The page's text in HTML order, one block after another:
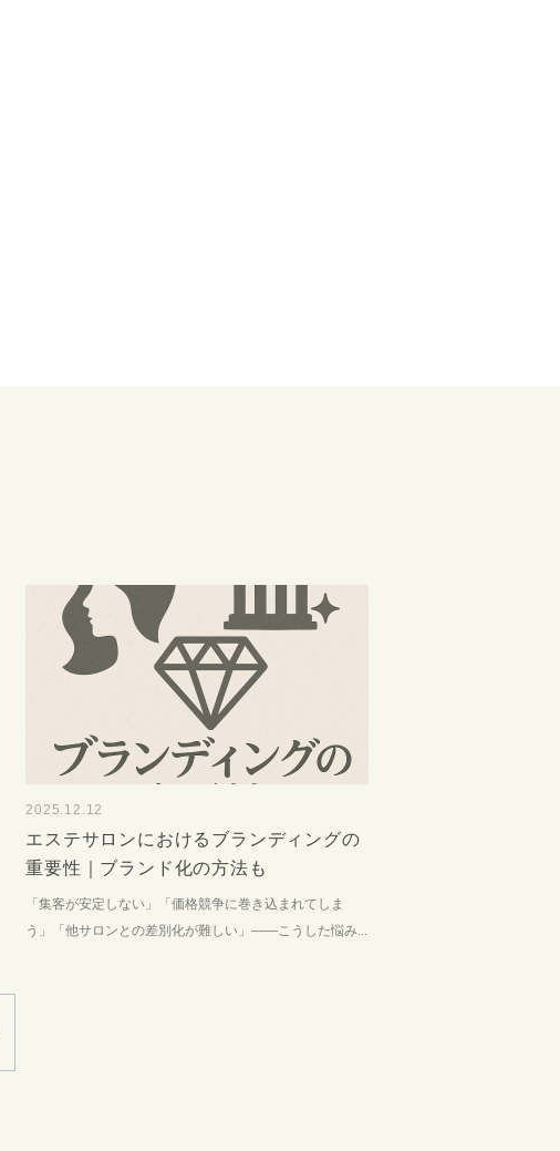
2025.12.12
エステサロンにおけるブランディングの
重要性｜ブランド化の方法も
「集客が安定しない」「価格競争に巻き込まれてしま
う」「他サロンとの差別化が難しい」――こうした悩み...